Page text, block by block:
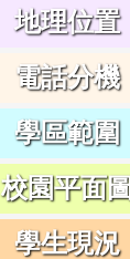
地理位置
電話分機
學區範圍
校園平面圖
學生現況